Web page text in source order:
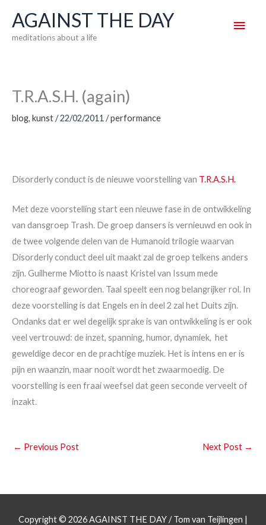
content
AGAINST THE DAY
meditations about a life
Main
T.R.A.S.H. (again)
blog, kunst/22/02/2011 /performance
Disorderly conduct is de nieuwe voorstelling van T.R.A.S.H.
Met deze voorstelling start een nieuwe fase in de ontwikkeling
van dansgroep Trash. De groep dansers is vernieuwd en ook in
de twee volgende delen van de Humanoid trilogie waarvan
Disorderly conduct deel uit maakt zal de groep telkens anders
zijn. Guilherme Miotto is naast Kristel van Issum mede
choreograaf geworden. Taal speelt een nog belangrijker rol. In
deze voorstelling is dat Engels en in deel 2 zal het Duits zijn.
Ondanks dat er wel degelijk sprake is van ontwikkeling is er ook
veel vertrouwd: de inzet, spanning, humor, dynamiek, het
geweldige decor en de prachtige muziek. Het is intens en er is
pijn en waanzin, maar nooit wordt het zwaarmoedig. De
voorstelling is een fraai weefsel dat geen seconde verveelt of
inzakt.
← Previous Post Next Post →
Copyright © 2026AGAINST THE DAY/ Tom van Teijlingen |